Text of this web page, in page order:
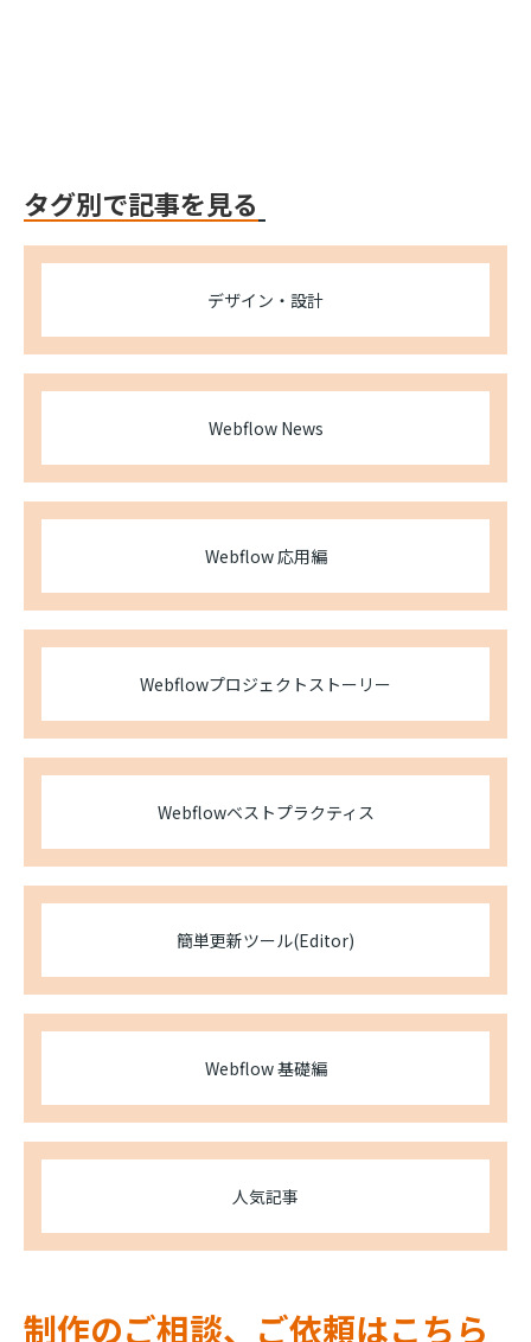
タグ別で記事を見る
デザイン・設計
Webflow News
Webflow 応用編
Webflowプロジェクトストーリー
Webflowベストプラクティス
簡単更新ツール(Editor)
Webflow 基礎編
人気記事
制作のご相談、ご依頼はこちら